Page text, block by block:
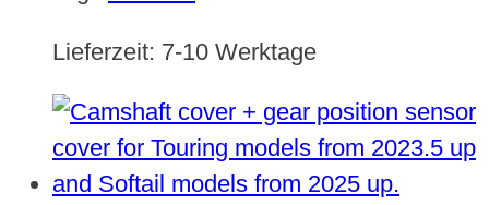
Lieferzeit: 7-10 Werktage